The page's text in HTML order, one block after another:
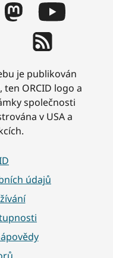
je publikován
ten ORCID logo a
společnosti
v USA a
údajů